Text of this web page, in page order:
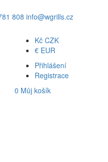
808 info@wgrills.cz
Kč CZK
€ EUR
Přihlášení
Registrace
0 Můj košík